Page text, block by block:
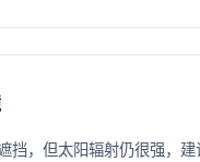
挡，但太阳辐射仍很强，